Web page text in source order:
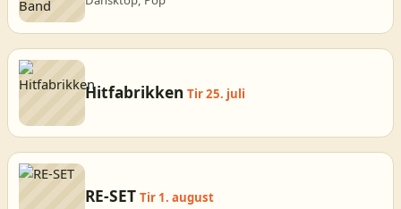
Hitfabrikken Tir 25. juli
RE-SET Tir 1. august